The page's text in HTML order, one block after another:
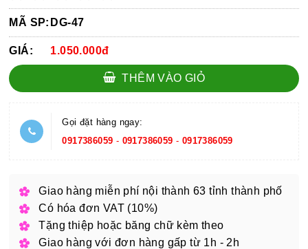
MÃ SP: DG-47
GIÁ: 1.050.000đ
THÊM VÀO GIỎ
Gọi đặt hàng ngay:
0917386059 - 0917386059 - 0917386059
Giao hàng miễn phí nội thành 63 tỉnh thành phố
Có hóa đơn VAT (10%)
Tặng thiệp hoặc băng chữ kèm theo
Giao hàng với đơn hàng gấp từ 1h - 2h